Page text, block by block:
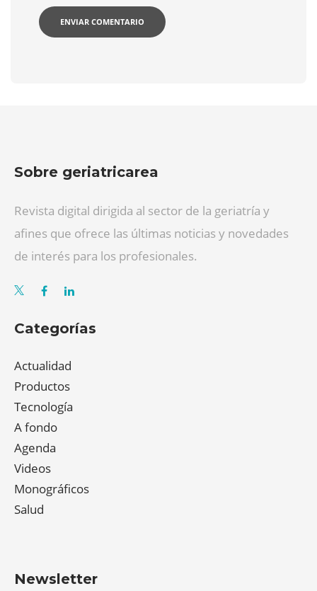
Sobre geriatricarea
Revista digital dirigida al sector de la geriatría y
afines que ofrece las últimas noticias y novedades
de interés para los profesionales.
Categorías
Actualidad
Productos
Tecnología
A fondo
Agenda
Videos
Monográficos
Salud
Newsletter